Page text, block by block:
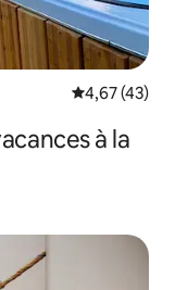
Évaluation
4,67 (43)
à la